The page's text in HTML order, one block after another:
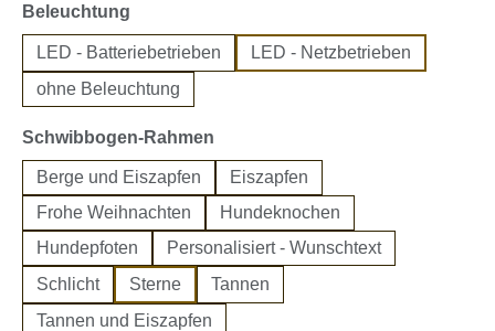
Beleuchtung
LED - Batteriebetrieben
LED - Netzbetrieben
ohne Beleuchtung
Schwibbogen-Rahmen
Berge und Eiszapfen
Eiszapfen
Frohe Weihnachten
Hundeknochen
Hundepfoten
Personalisiert - Wunschtext
Schlicht
Sterne
Tannen
Tannen und Eiszapfen